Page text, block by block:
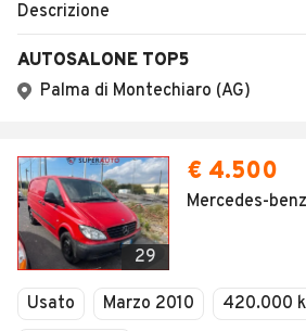
Descrizione
AUTOSALONE TOP5
Palma di Montechiaro (AG)
29
€ 4.500
Mercedes-
Usato Marzo 2010 420.000